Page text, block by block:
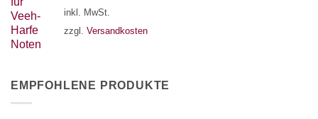
inkl. MwSt.
zzgl. Versandkosten
EMPFOHLENE PRODUKTE